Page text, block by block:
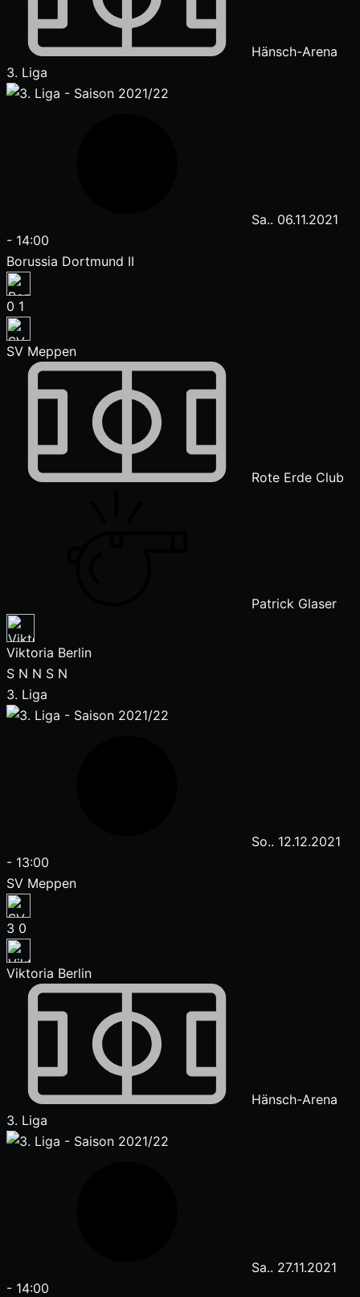
Hänsch-Arena
3. Liga
Sa.. 06.11.2021
- 14:00
Borussia Dortmund II
0 1
SV Meppen
Rote Erde Club
Patrick Glaser
Viktoria Berlin
S N N S N
3. Liga
So.. 12.12.2021
- 13:00
SV Meppen
3 0
Viktoria Berlin
Hänsch-Arena
3. Liga
Sa.. 27.11.2021
- 14:00